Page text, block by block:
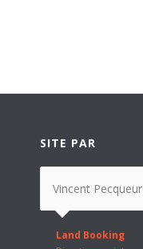
SITE PAR
Vincent Pecqueur
Land Booking